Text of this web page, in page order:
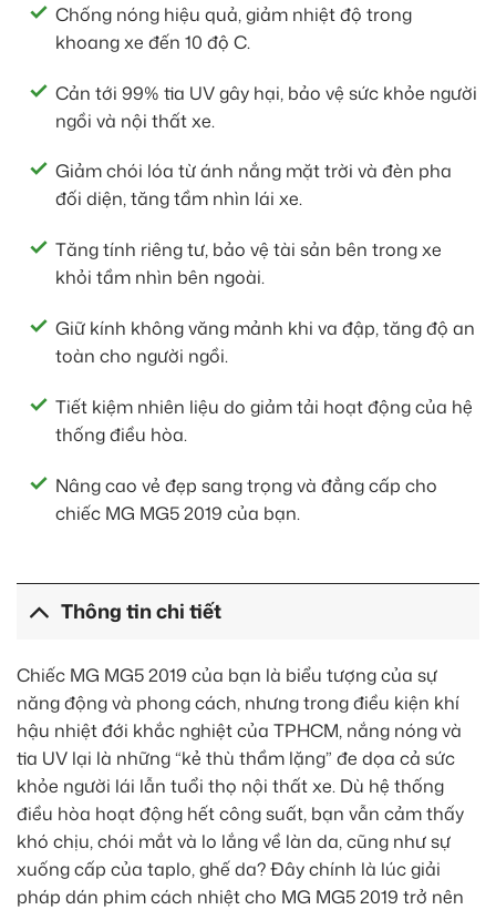
Chống nóng hiệu quả, giảm nhiệt độ trong
khoang xe đến 10 độ C.
Cản tới 99% tia UV gây hại, bảo vệ sức khỏe người
ngồi và nội thất xe.
Giảm chói lóa từ ánh nắng mặt trời và đèn pha
đối diện, tăng tầm nhìn lái xe.
Tăng tính riêng tư, bảo vệ tài sản bên trong xe
khỏi tầm nhìn bên ngoài.
Giữ kính không văng mảnh khi va đập, tăng độ an
toàn cho người ngồi.
Tiết kiệm nhiên liệu do giảm tải hoạt động của hệ
thống điều hòa.
Nâng cao vẻ đẹp sang trọng và đẳng cấp cho
chiếc MG MG5 2019 của bạn.
Thông tin chi tiết
Chiếc MG MG5 2019 của bạn là biểu tượng của sự
năng động và phong cách, nhưng trong điều kiện khí
hậu nhiệt đới khắc nghiệt của TPHCM, nắng nóng và
tia UV lại là những “kẻ thù thầm lặng” đe dọa cả sức
khỏe người lái lẫn tuổi thọ nội thất xe. Dù hệ thống
điều hòa hoạt động hết công suất, bạn vẫn cảm thấy
khó chịu, chói mắt và lo lắng về làn da, cũng như sự
xuống cấp của taplo, ghế da? Đây chính là lúc giải
pháp dán phim cách nhiệt cho MG MG5 2019 trở nên